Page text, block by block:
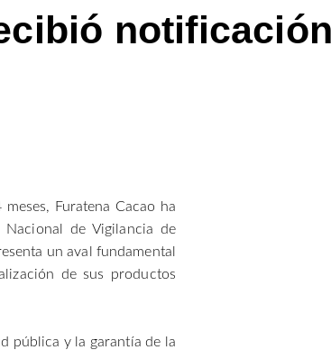
Furatena Cacao ha
de Vigilancia de
un aval fundamental
de sus productos
pública y la garantía de la